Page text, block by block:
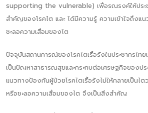
supporting the vulnerable) เพื่อรณรงค์ให้ประ
สำคัญของโรคไต และ ได้มีความรู้ ความเข้าใจถึงแ
ชะลอความเสื่อมของไต
ปัจจุบันสถานการณ์ของโรคไตเรื้อรังในประชากรไท
เป็นปัญหาสาธารณสุขและกระทบต่อเศรษฐกิจของปร
แนวทางป้องกันผู้ป่วยโรคไตเรื้อรังไม่ให้กลายเป็นไต
หรือชะลอความเสื่อมของไต จึงเป็นสิ่งสำคัญ